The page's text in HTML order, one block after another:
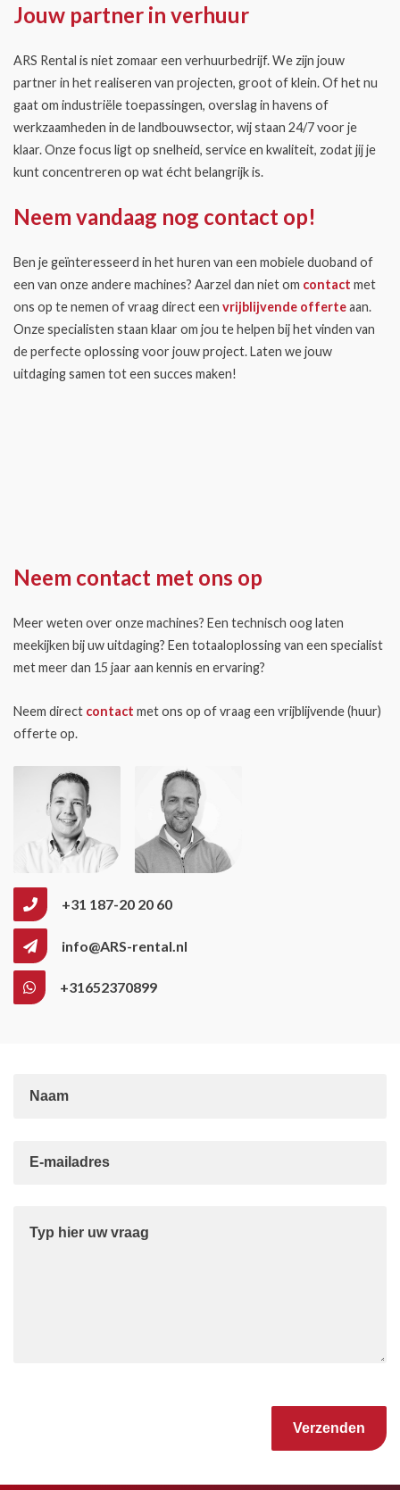
Jouw partner in verhuur
ARS Rental is niet zomaar een verhuurbedrijf. We zijn jouw
partner in het realiseren van projecten, groot of klein. Of het nu
gaat om industriële toepassingen, overslag in havens of
werkzaamheden in de landbouwsector, wij staan 24/7 voor je
klaar. Onze focus ligt op snelheid, service en kwaliteit, zodat jij je
kunt concentreren op wat écht belangrijk is.
Neem vandaag nog contact op!
Ben je geïnteresseerd in het huren van een mobiele duoband of
een van onze andere machines? Aarzel dan niet om contact met
ons op te nemen of vraag direct een vrijblijvende offerteaan.
Onze specialisten staan klaar om jou te helpen bij het vinden van
de perfecte oplossing voor jouw project. Laten we jouw
uitdaging samen tot een succes maken!
Neem contact met ons op
Meer weten over onze machines? Een technisch oog laten
meekijken bij uw uitdaging? Een totaaloplossing van een specialist
met meer dan 15 jaar aan kennis en ervaring?
Neem direct contact met ons op of vraag een vrijblijvende (huur)
offerte op.
+31 187-20 20 60
info@ARS-rental.nl
+31652370899